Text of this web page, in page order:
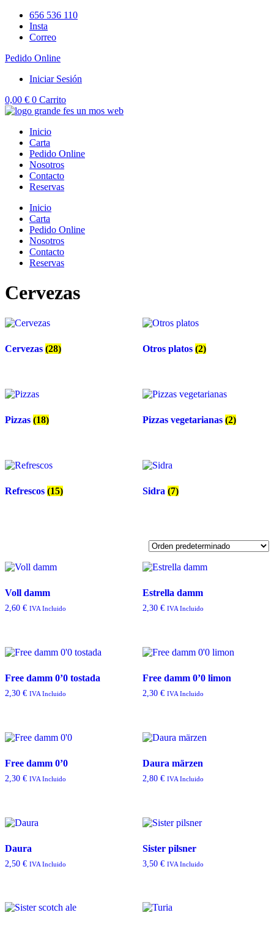
contenido
656 536 110
Insta
Correo
Pedido Online
Iniciar Sesión
0,00 € 0 Carrito
Inicio
Carta
Pedido Online
Nosotros
Contacto
Reservas
Inicio
Carta
Pedido Online
Nosotros
Contacto
Reservas
Cervezas
Cervezas (28) Otros platos (2)
Pizzas (18) Pizzas vegetarianas (2)
Refrescos (15) Sidra (7)
Voll damm
2,60 € IVA Incluido
Estrella damm
2,30 € IVA Incluido
Free damm 0’0 tostada
2,30 € IVA Incluido
Free damm 0’0 limon
2,30 € IVA Incluido
Free damm 0’0
2,30 € IVA Incluido
Daura märzen
2,80 € IVA Incluido
Daura
2,50 € IVA Incluido
Sister pilsner
3,50 € IVA Incluido